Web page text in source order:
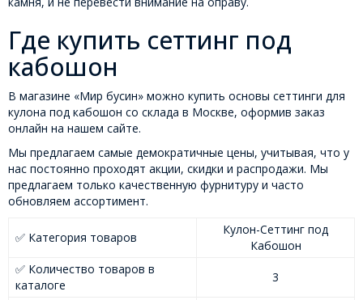
Где купить сеттинг под
кабошон
В магазине «Мир бусин» можно купить основы сеттинги для
кулона под кабошон со склада в Москве, оформив заказ
онлайн на нашем сайте.
Мы предлагаем самые демократичные цены, учитывая, что у
нас постоянно проходят акции, скидки и распродажи. Мы
предлагаем только качественную фурнитуру и часто
обновляем ассортимент.
✅ Категория товаров
Кулон-Сеттинг под
Кабошон
✅ Количество товаров в
каталоге
3